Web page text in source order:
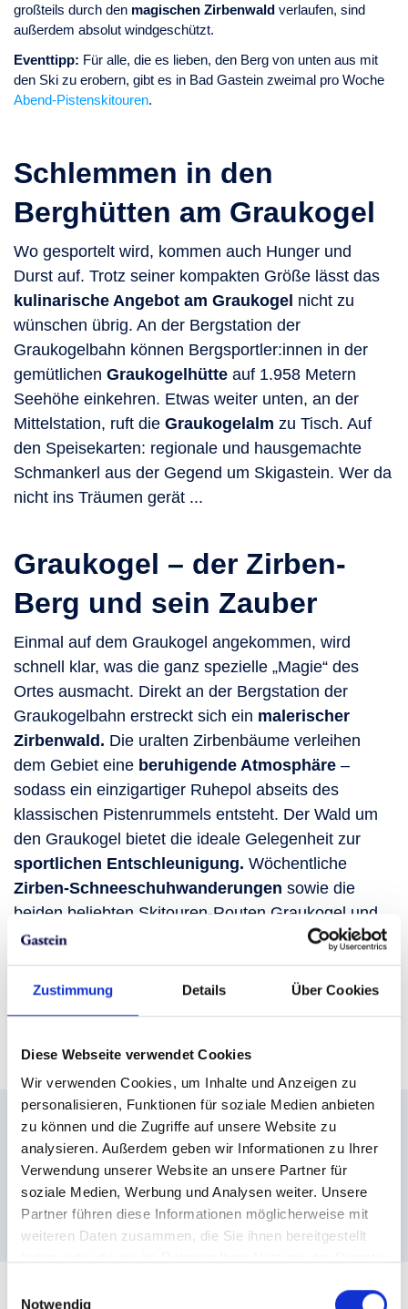
Zustimmung Details Über Cookies
Diese Webseite verwendet Cookies
Wir verwenden Cookies, um Inhalte und Anzeigen zu
personalisieren, Funktionen für soziale Medien anbieten
zu können und die Zugriffe auf unsere Website zu
analysieren. Außerdem geben wir Informationen zu Ihrer
Verwendung unserer Website an unsere Partner für
soziale Medien, Werbung und Analysen weiter. Unsere
Partner führen diese Informationen möglicherweise mit
weiteren Daten zusammen, die Sie ihnen bereitgestellt
Notwendig
großteils durch den magischen Zirbenwald verlaufen, sind
außerdem absolut windgeschützt.
Eventtipp: Für alle, die es lieben, den Berg von unten aus mit
den Ski zu erobern, gibt es in Bad Gastein zweimal pro Woche
Abend-Pistenskitouren.
Schlemmen in den
Berghütten am Graukogel
Wo gesportelt wird, kommen auch Hunger und
Durst auf. Trotz seiner kompakten Größe lässt das
kulinarische Angebot am Graukogel nicht zu
wünschen übrig. An der Bergstation der
Graukogelbahn können Bergsportler:innen in der
gemütlichen Graukogelhütte auf 1.958 Metern
Seehöhe einkehren. Etwas weiter unten, an der
Mittelstation, ruft die Graukogelalm zu Tisch. Auf
den Speisekarten: regionale und hausgemachte
Schmankerl aus der Gegend um Skigastein. Wer da
nicht ins Träumen gerät ...
Graukogel – der Zirben-
Berg und sein Zauber
Einmal auf dem Graukogel angekommen, wird
schnell klar, was die ganz spezielle „Magie“ des
Ortes ausmacht. Direkt an der Bergstation der
Graukogelbahn erstreckt sich ein malerischer
Zirbenwald. Die uralten Zirbenbäume verleihen
dem Gebiet eine beruhigende Atmosphäre –
sodass ein einzigartiger Ruhepol abseits des
klassischen Pistenrummels entsteht. Der Wald um
den Graukogel bietet die ideale Gelegenheit zur
sportlichen Entschleunigung. Wöchentliche
Zirben-Schneeschuhwanderungen sowie die
beiden beliebten Skitouren-Routen Graukogel und
Zirbenroas Graukogel laden dazu ein, das
Naturjuwel in vollen Zügen zu genießen.
Weitere Skigebiete für
pures Schneevergnügen